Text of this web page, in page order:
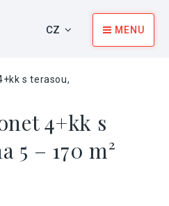
CZ MENU
s terasou,
4+kk s
5 – 170 m²